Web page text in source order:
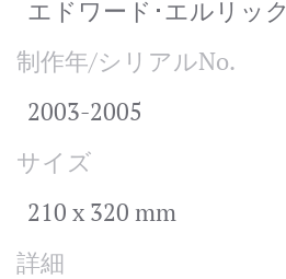
エドワード･エルリック
制作年/シリアルNo.
2003-2005
サイズ
210 x 320 mm
詳細